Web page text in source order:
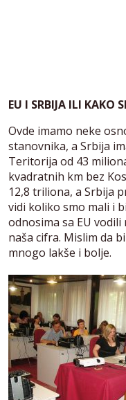
EU I SRBIJA ILI KAKO
Ovde imamo neke
stanovnika, a Srbija
Teritorija od 43
kvadratnih km bez
12,8 triliona, a Srbija
vidi koliko smo mali i
odnosima sa EU
naša cifra. Mislim da
mnogo lakše i bolje.